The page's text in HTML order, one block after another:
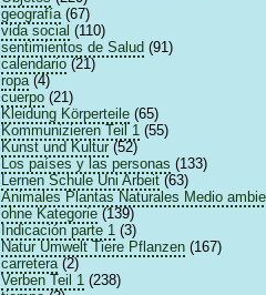
geografía(67)
vida social (110)
sentimientos de Salud (91)
calendario (21)
ropa(4)
cuerpo (21)
Kleidung Körperteile (65)
Kommunizieren Teil 1 (55)
Kunst und Kultur (52)
Los países y las personas (133)
Lernen Schule Uni Arbeit (63)
Animales Plantas Naturales Medio
ohne Kategorie (139)
Indicación parte 1 (3)
Natur Umwelt Tiere Pflanzen (167)
carretera(2)
Verben Teil 1 (238)